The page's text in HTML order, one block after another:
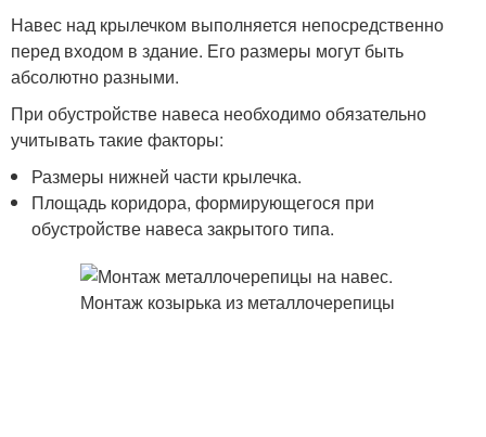
Навес над крылечком выполняется непосредственно
перед входом в здание. Его размеры могут быть
абсолютно разными.
При обустройстве навеса необходимо обязательно
учитывать такие факторы:
Размеры нижней части крылечка.
Площадь коридора, формирующегося при
обустройстве навеса закрытого типа.